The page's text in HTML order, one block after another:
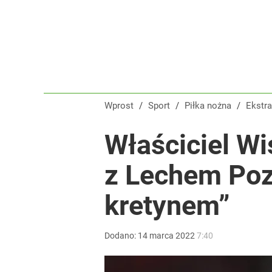
Tomasz Fornal zmobilizował rządzących!
Wprost / Sport / Piłka nożna /
Właściciel
z Lechem
kretynem”
Dodano: 14 marca 2022 7:40